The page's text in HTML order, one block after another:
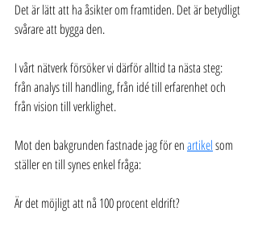
Det är lätt att ha åsikter om framtiden. Det är betydligt
svårare att bygga den.
I vårt nätverk försöker vi därför alltid ta nästa steg:
från analys till handling, från idé till erfarenhet och
från vision till verklighet.
Mot den bakgrunden fastnade jag för en artikel som
ställer en till synes enkel fråga:
Är det möjligt att nå 100 procent eldrift?